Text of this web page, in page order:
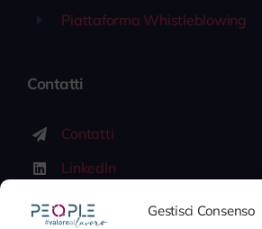
Gestisci Consenso
Piattaforma Whistleblowing
Contatti
Contatti
LinkedIn
Lavora con noi